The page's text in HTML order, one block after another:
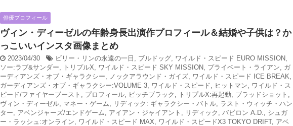
俳優プロフィール
ヴィン・ディーゼルの年齢身長出演作プロフィール＆結婚や子供は？か
っこいいインスタ画像まとめ
2023/04/30 ビリー・リンの永遠の一日 , ブルドッグ, ワイルド・スピード EURO MISSION,
ソー:ラブ&サンダー, トリプルX, ワイルド・スピード SKY MISSION, プライベート・ライアン, ガ
ーディアンズ・オブ・ギャラクシー, ノックアラウンド・ガイズ, ワイルド・スピード ICE BREAK,
ガーディアンズ・オブ・ギャラクシー:VOLUME 3, ワイルド・スピード, ヒットマン, ワイルド・ス
ピード/ファイヤーブースト , プロフィール, ピッチブラック , トリプルX:再起動, ブラッドショット ,
ヴィン・ディーゼル, マネー・ゲーム, リディック: ギャラクシー・バトル, ラスト・ウィッチ・ハン
ター, アベンジャーズ/エンドゲーム, アイアン・ジャイアント , リディック , バビロン A.D., シュガ
ー・ラッシュ:オンライン, ワイルド・スピード MAX, ワイルド・スピードX3 TOKYO DRIFT, アベ